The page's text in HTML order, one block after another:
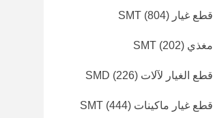
قطع غيار SMT (804)
مغذي SMT (202)
قطع الغيار لآلات SMD (226)
قطع غيار ماكينات SMT (444)